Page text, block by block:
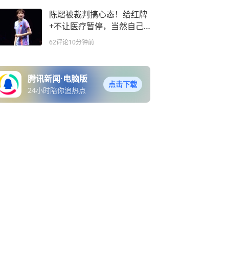
陈熠被裁判搞心态！给红牌
+不让医疗暂停，当然自己
也没把握机会
62评论10分钟前
腾讯新闻·电脑版
24小时陪你追热点
点击下载